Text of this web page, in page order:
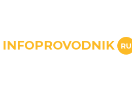
INFOPROVODNIK RU